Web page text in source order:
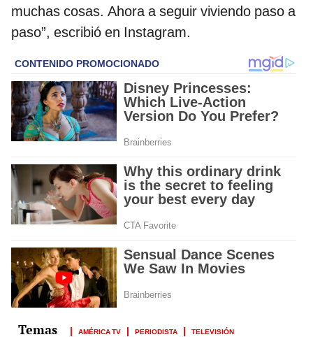
muchas cosas. Ahora a seguir viviendo paso a
paso”, escribió en Instagram.
AMÉRICA TV PERIODISTA TELEVISIÓN